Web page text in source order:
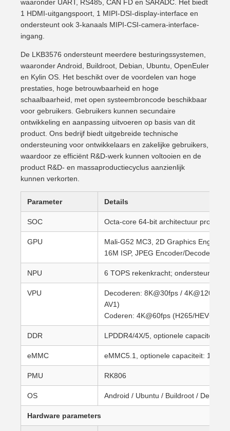
waaronder UART, RS485, CAN FD en SARADC. Het biedt
1 HDMI-uitgangspoort, 1 MIPI-DSI-display-interface en
ondersteunt ook 3-kanaals MIPI-CSI-camera-interface-
ingang.
De LKB3576 ondersteunt meerdere besturingssystemen,
waaronder Android, Buildroot, Debian, Ubuntu, OpenEuler
en Kylin OS. Het beschikt over de voordelen van hoge
prestaties, hoge betrouwbaarheid en hoge
schaalbaarheid, met open systeembroncode beschikbaar
voor gebruikers. Gebruikers kunnen secundaire
ontwikkeling en aanpassing uitvoeren op basis van dit
product. Ons bedrijf biedt uitgebreide technische
ondersteuning voor ontwikkelaars en zakelijke gebruikers,
waardoor ze efficiënt R&D-werk kunnen voltooien en de
product R&D- en massaproductiecyclus aanzienlijk
kunnen verkorten.
Parameter Details
SOC Octa-core 64-bit architectuur
GPU
Mali-G52 MC3, 2D Graphics Engine,
16M ISP, JPEG Encoder/Decoder
NPU 6 TOPS rekenkracht; ondersteunt
VPU
Decoderen: 8K@30fps / 4K@120fps
AV1)
Coderen: 4K@60fps (H265/HEVC,
DDR LPDDR4/4X/5, optionele capaciteit:
eMMC eMMC5.1, optionele capaciteit: 16GB/
PMU RK806
OS Android / Ubuntu / Buildroot / Debian /
Hardware parameters